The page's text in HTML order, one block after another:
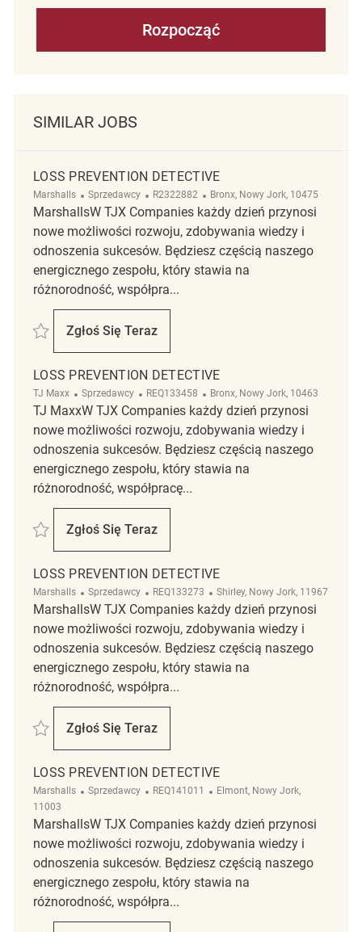
Rozpocząć
SIMILAR JOBS
LOSS PREVENTION DETECTIVE
Marshalls Kategoria
Sprzedawcy ReqId
R2322882 Lokalizacja
Bronx, Nowy Jork, 10475
MarshallsW TJX Companies każdy dzień przynosi
nowe możliwości rozwoju, zdobywania wiedzy i
odnoszenia sukcesów. Będziesz częścią naszego
energicznego zespołu, który stawia na
różnorodność, współpra...
Zapisać Loss Prevention Detective R2322882
Zgłoś Się Teraz
Loss Prevention Detective
LOSS PREVENTION DETECTIVE
TJ Maxx Kategoria
Sprzedawcy ReqId
REQ133458 Lokalizacja
Bronx, Nowy Jork, 10463
TJ MaxxW TJX Companies każdy dzień przynosi
nowe możliwości rozwoju, zdobywania wiedzy i
odnoszenia sukcesów. Będziesz częścią naszego
energicznego zespołu, który stawia na
różnorodność, współpracę...
Zapisać Loss Prevention Detective REQ133458
Zgłoś Się Teraz
Loss Prevention Detective
LOSS PREVENTION DETECTIVE
Marshalls Kategoria
Sprzedawcy ReqId
REQ133273 Lokalizacja
Shirley, Nowy Jork, 11967
MarshallsW TJX Companies każdy dzień przynosi
nowe możliwości rozwoju, zdobywania wiedzy i
odnoszenia sukcesów. Będziesz częścią naszego
energicznego zespołu, który stawia na
różnorodność, współpra...
Zapisać Loss Prevention Detective REQ133273
Zgłoś Się Teraz
Loss Prevention Detective
LOSS PREVENTION DETECTIVE
Marshalls Kategoria
Sprzedawcy ReqId
REQ141011 Lokalizacja
Elmont, Nowy Jork,
11003
MarshallsW TJX Companies każdy dzień przynosi
nowe możliwości rozwoju, zdobywania wiedzy i
odnoszenia sukcesów. Będziesz częścią naszego
energicznego zespołu, który stawia na
różnorodność, współpra...